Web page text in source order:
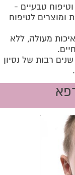
טבעיים -
ומוצרים לטיפוח
מעולה, ללא
.
רבות של נסיון
.